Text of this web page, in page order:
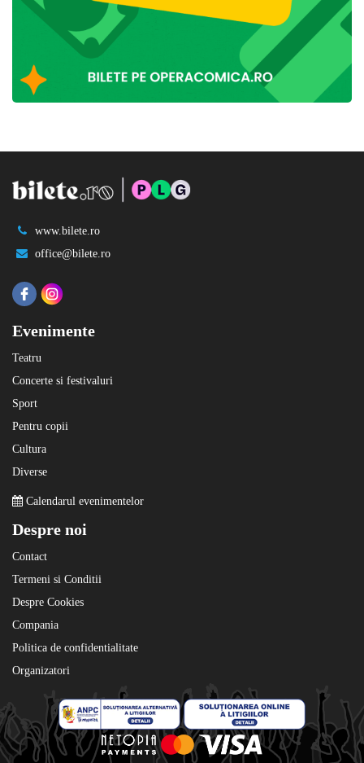
www.bilete.ro
office@bilete.ro
Evenimente
Teatru
Concerte si festivaluri
Sport
Pentru copii
Cultura
Diverse
Calendarul evenimentelor
Despre noi
Contact
Termeni si Conditii
Despre Cookies
Compania
Politica de confidentialitate
Organizatori